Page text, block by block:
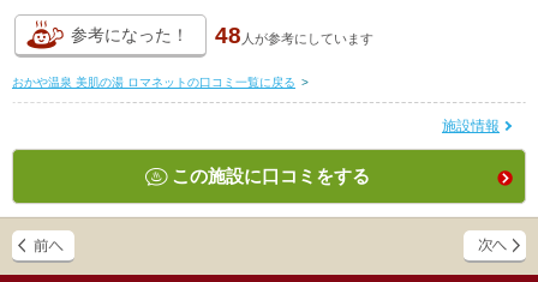
参考になった！ 48 人が参考にしています
おかや温泉 美肌の湯 ロマネットの口コミ一覧に戻る >
施設情報
この施設に口コミをする